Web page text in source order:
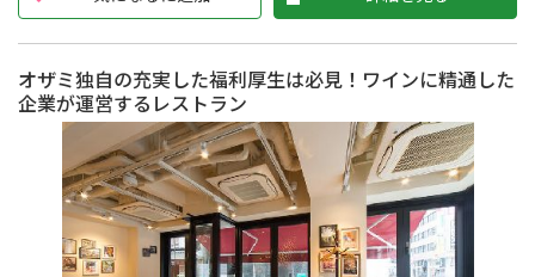
オザミ独自の充実した福利厚生は必見！ワインに精通した
企業が運営するレストラン